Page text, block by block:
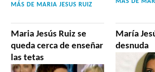
MÁS DE MARIA JESUS RUIZ
MÁS DE
Maria Jesús Ruiz se
queda cerca de enseñar
las tetas
María
desnuda